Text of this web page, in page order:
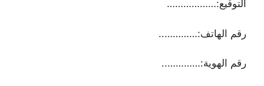
التوقيع:………………
رقم الهاتف:…………..
رقم الهوية:…………..